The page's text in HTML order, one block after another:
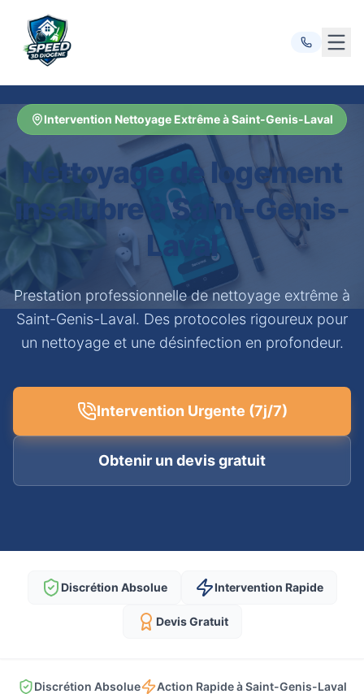
Intervention Nettoyage Extrême à Saint-Genis-Laval
Nettoyage de logement
insalubre à Saint-Genis-
Laval
Prestation professionnelle de nettoyage extrême à
Saint-Genis-Laval. Des protocoles rigoureux pour
un nettoyage et une désinfection en profondeur.
Intervention Urgente (7j/7)
Obtenir un devis gratuit
Discrétion Absolue Intervention Rapide
Devis Gratuit
Discrétion Absolue
Action Rapide à Saint-Genis-Laval